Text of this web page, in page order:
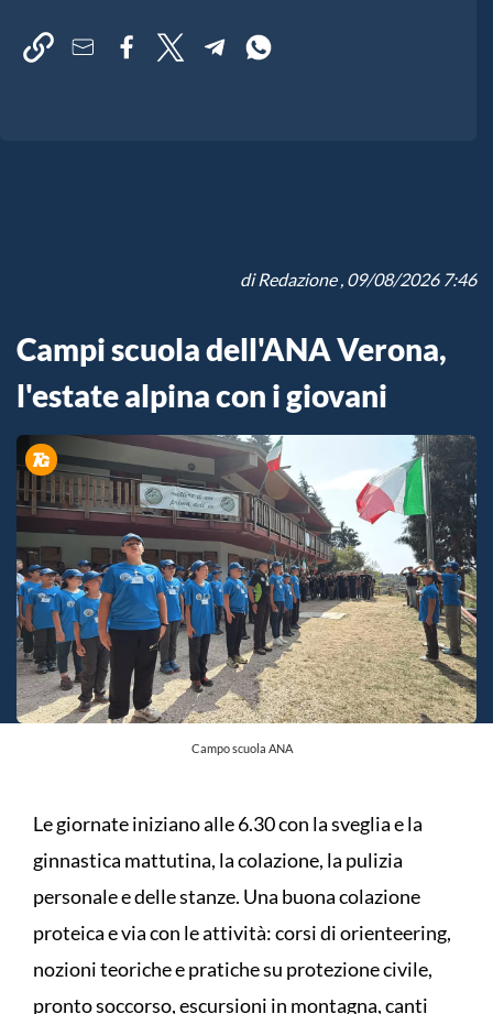
diRedazione, 09/08/2026 7:46
Campi scuola dell'ANA Verona,
l'estate alpina con i giovani
Campo scuola ANA
Le giornate iniziano alle 6.30 con la sveglia e la
ginnastica mattutina, la colazione, la pulizia
personale e delle stanze. Una buona colazione
proteica e via con le attività: corsi di orienteering,
nozioni teoriche e pratiche su protezione civile,
pronto soccorso, escursioni in montagna, canti